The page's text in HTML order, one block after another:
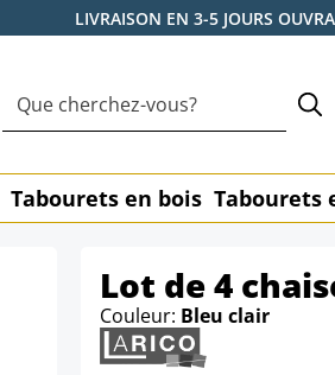
LIVRAISON EN 3-5 JOURS
Tabourets en bois Tabourets
Lot de 4
Couleur: Bleu clair